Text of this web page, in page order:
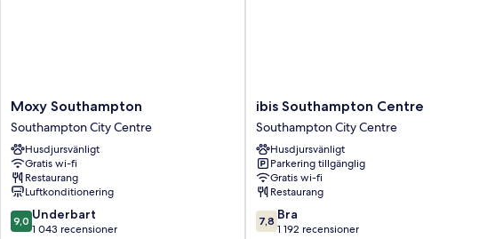
Moxy
Southampton
Southampton
City
Centre
Moxy Southampton
Southampton City Centre
Husdjursvänligt
Gratis wi-fi
Restaurang
Luftkonditionering
9.0
av
9,0 Underbart
1 043 recensioner
ibis
Southampton
Centre
Southampton
City
Centre
ibis Southampton Centre
Southampton City Centre
Husdjursvänligt
Parkering tillgänglig
Gratis wi-fi
Restaurang
7.8
av
7,8 Bra
1 192 recensioner